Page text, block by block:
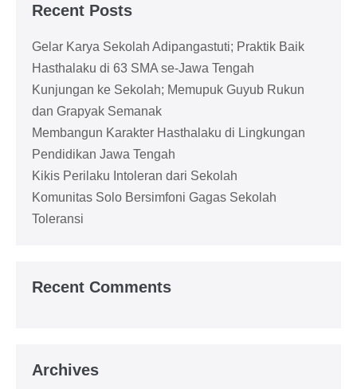
Recent Posts
Gelar Karya Sekolah Adipangastuti; Praktik Baik
Hasthalaku di 63 SMA se-Jawa Tengah
Kunjungan ke Sekolah; Memupuk Guyub Rukun
dan Grapyak Semanak
Membangun Karakter Hasthalaku di Lingkungan
Pendidikan Jawa Tengah
Kikis Perilaku Intoleran dari Sekolah
Komunitas Solo Bersimfoni Gagas Sekolah
Toleransi
Recent Comments
Archives